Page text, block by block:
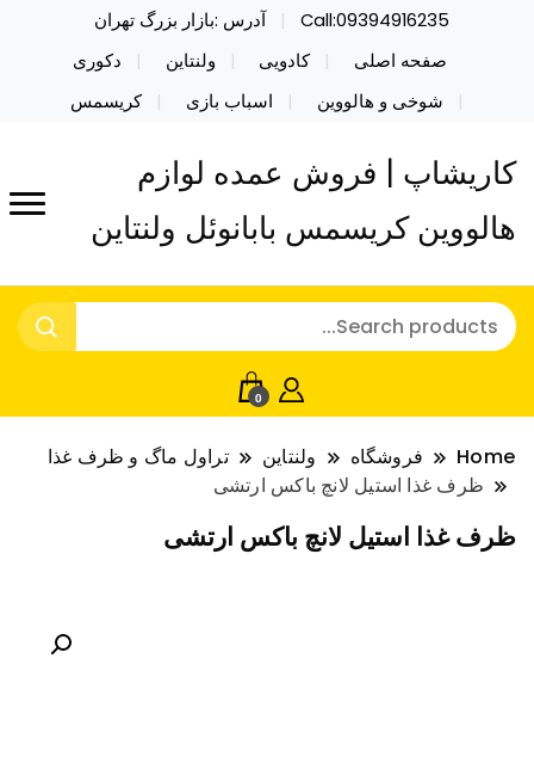
Call:09394916235
آدرس :بازار بزرگ تهران
صفحه اصلی
کادویی ولنتاین
دکوری
شوخی و هالووین
اسباب بازی کریسمس
کاریشاپ | فروش عمده لوازم
هالووین کریسمس بابانوئل ولنتاین
0
Home فروشگاه ولنتاین
تراول ماگ و ظرف غذا
ظرف غذا استیل لانچ باکس ارتشی
ظرف غذا استیل لانچ باکس ارتشی